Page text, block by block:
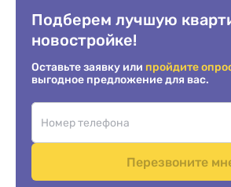
Подберем лучшую
новостройке!
Оставьте заявку или пройдите
выгодное предложение для вас.
Перезвоните